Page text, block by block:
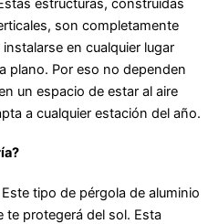
estructuras, construidas
son completamente
en cualquier lugar
plano. Por eso no dependen
un espacio de estar al aire
a cualquier estación del año.
Este tipo de pérgola de aluminio
te protegerá del sol. Esta